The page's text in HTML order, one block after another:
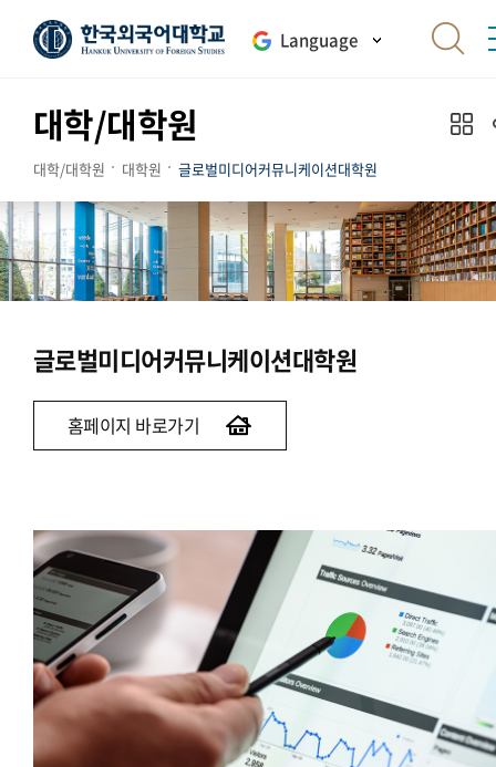
Language
대학/대학원
대학/대학원 대학원 글로벌미디어커뮤니케이션대학원
글로벌미디어커뮤니케이션대학원
홈페이지 바로가기